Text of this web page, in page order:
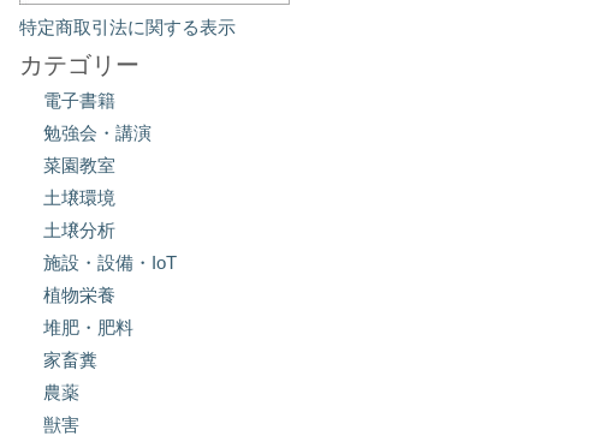
特定商取引法に関する表示
カテゴリー
電子書籍
勉強会・講演
菜園教室
土壌環境
土壌分析
施設・設備・IoT
植物栄養
堆肥・肥料
家畜糞
農薬
獣害